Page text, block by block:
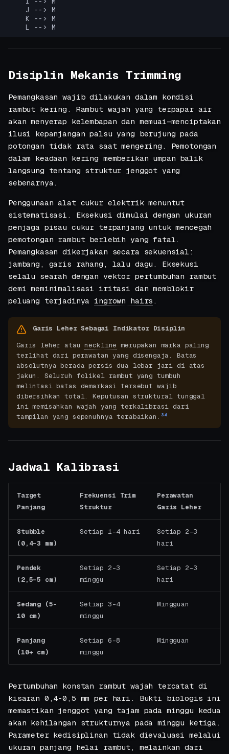
    J --> M
    K --> M
    L --> M
Disiplin Mekanis Trimming
Pemangkasan wajib dilakukan dalam kondisi
rambut kering. Rambut wajah yang terpapar air
akan menyerap kelembapan dan memuai—menciptakan
ilusi kepanjangan palsu yang berujung pada
potongan tidak rata saat mengering. Pemotongan
dalam keadaan kering memberikan umpan balik
langsung tentang struktur jenggot yang
sebenarnya.
Penggunaan alat cukur elektrik menuntut
sistematisasi. Eksekusi dimulai dengan ukuran
penjaga pisau cukur terpanjang untuk mencegah
pemotongan rambut berlebih yang fatal.
Pemangkasan dikerjakan secara sekuensial:
jambang, garis rahang, lalu dagu. Eksekusi
selalu searah dengan vektor pertumbuhan rambut
demi meminimalisasi iritasi dan memblokir
peluang terjadinya ingrown hairs .
Garis Leher Sebagai Indikator Disiplin
Garis leher atauneckline merupakan marka paling
terlihat dari perawatan yang disengaja. Batas
absolutnya berada persis dua lebar jari di atas
jakun. Seluruh folikel rambut yang tumbuh
melintasi batas demarkasi tersebut wajib
dibersihkan total. Keputusan struktural tunggal
ini memisahkan wajah yang terkalibrasi dari
tampilan yang sepenuhnya terabaikan. 3 4
Jadwal Kalibrasi
Target
Panjang
Frekuensi Trim
Struktur
Perawatan
Garis Leher
Stubble
(0,4-3 mm)
Setiap 1-4 hari
Setiap 2-3
hari
Pendek
(2,5-5 cm)
Setiap 2-3
minggu
Setiap 2-3
hari
Sedang (5-
10 cm)
Setiap 3-4
minggu
Mingguan
Panjang
(10+ cm)
Setiap 6-8
minggu
Mingguan
Pertumbuhan konstan rambut wajah tercatat di
kisaran 0,4-0,5 mm per hari. Bukti biologis ini
memastikan jenggot yang tajam pada minggu kedua
akan kehilangan strukturnya pada minggu ketiga.
Parameter kedisiplinan tidak dievaluasi melalui
ukuran panjang helai rambut, melainkan dari